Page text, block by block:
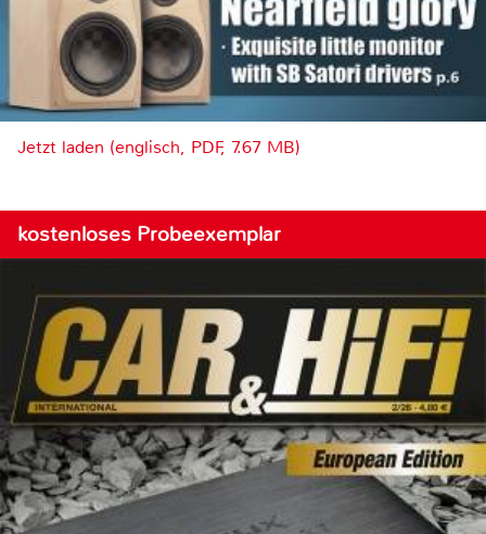
Jetzt laden (englisch, PDF, 7.67 MB)
kostenloses Probeexemplar